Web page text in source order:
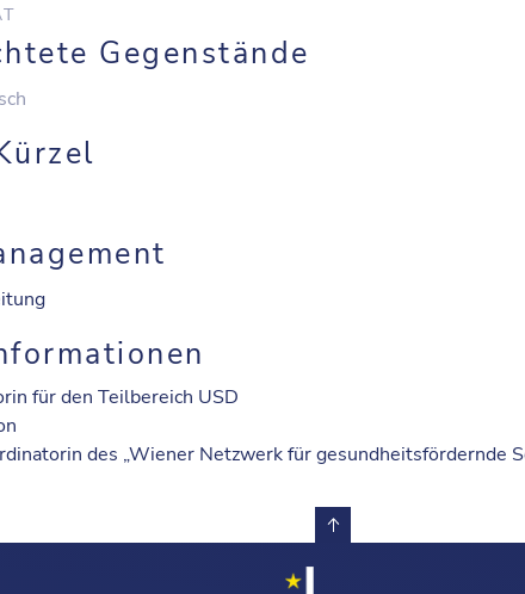
Gegenstände
für den Teilbereich USD
des „Wiener Netzwerk für gesundheitsfördernde